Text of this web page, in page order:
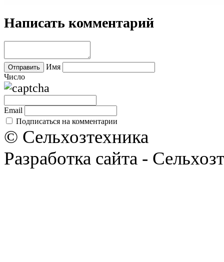
Написать комментарий
Имя
Число
Email
Подписаться на комментарии
© Сельхозтехника
Разработка сайта -